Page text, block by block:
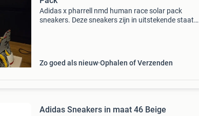
Adidas x pharrell nmd human race solar pack
sneakers. Deze sneakers zijn in uitstekende staat
Zo goed als nieuw Ophalen of Verzenden
Adidas Sneakers in maat 46 Beige